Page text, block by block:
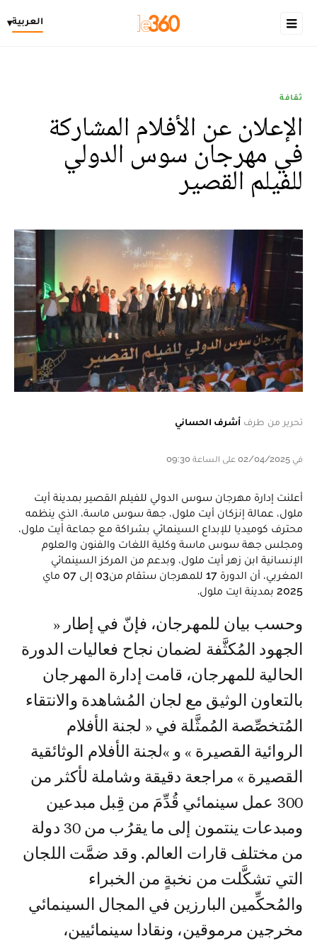
العربية▾
ثقافة
الإعلان عن الأفلام المشاركة
في مهرجان سوس الدولي
للفيلم القصير
تحرير من طرف أشرف الحساني
في 02/04/2025 على الساعة 09:30
أعلنت إدارة مهرجان سوس الدولي للفيلم القصير بمدينة أيت
ملول، عمالة إنزكان أيت ملول، جهة سوس ماسة، الذي ينظمه
محترف كوميديا للإبداع السينمائي بشراكة مع جماعة أيت ملول،
ومجلس جهة سوس ماسة وكلية اللغات والفنون والعلوم
الإنسانية ابن زهر أيت ملول، وبدعم من المركز السينمائي
المغربي، أن الدورة 17 للمهرجان ستقام من03 إلى 07 ماي
2025 بمدينة ايت ملول.
وحسب بيان للمهرجان، فإنّ في إطار «
الجهود المُكثَّفة لضمان نجاح فعاليات الدورة
الحالية للمهرجان، قامت إدارة المهرجان
بالتعاون الوثيق مع لجان المُشاهدة والانتقاء
المُتخصِّصة المُمثَّلة في « لجنة الأفلام
الروائية القصيرة » و »لجنة الأفلام الوثائقية
القصيرة » مراجعة دقيقة وشاملة لأكثر من
300 عمل سينمائي قُدِّمَ من قِبل مبدعين
ومبدعات ينتمون إلى ما يقرُب من 30 دولة
من مختلف قارات العالم. وقد ضمَّت اللجان
التي تشكَّلت من نخبةٍ من الخبراء
والمُحكِّمين البارزين في المجال السينمائي
مخرجين مرموقين، ونقادا سينمائيين،